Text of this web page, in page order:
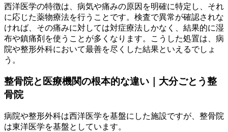
西洋医学の特徴は、病気や痛みの原因を明確に特定し、それ
に応じた薬物療法を行うことです。検査で異常が確認されな
ければ、その痛みに対しては対症療法しかなく、結果的に湿
布や鎮痛剤を使うことが多くなります。こうした処置は、病
院や整形外科において最善を尽くした結果といえるでしょ
う。
整骨院と医療機関の根本的な違い｜大分ごとう整
骨院
病院や整形外科は西洋医学を基盤にした施設ですが、整骨院
は東洋医学を基盤としています。